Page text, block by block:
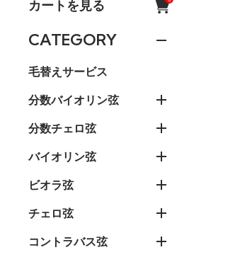
カートを見る
CATEGORY
毛替えサービス
分数バイオリン弦
分数チェロ弦
バイオリン弦
ビオラ弦
チェロ弦
コントラバス弦